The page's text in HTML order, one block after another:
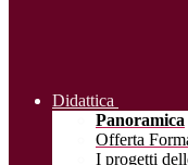
Didattica
Panoramica
Offerta
I progetti